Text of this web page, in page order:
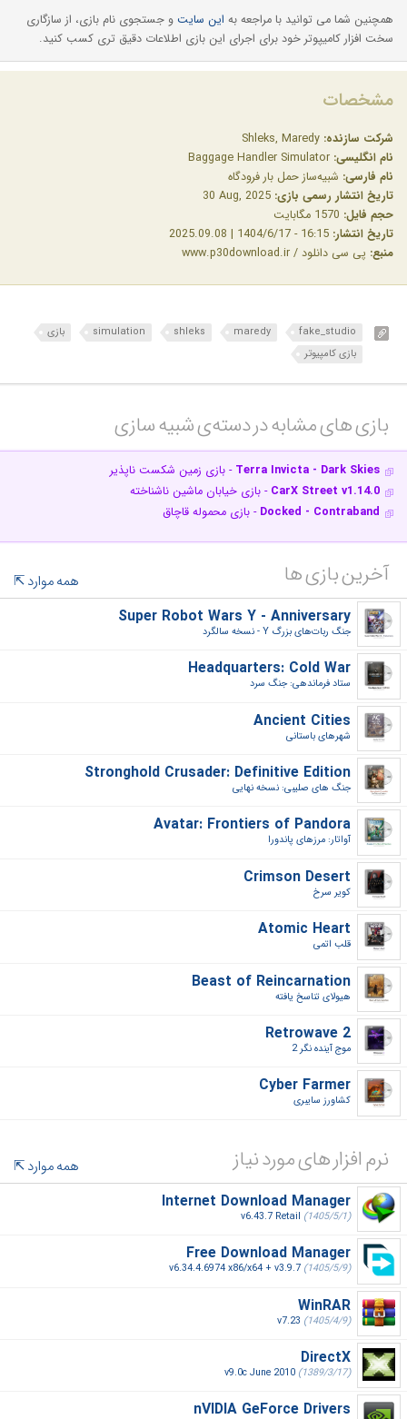
همچنین شما می توانید با مراجعه به این سایت و جستجوی نام بازی، از سازگاری
سخت افزار کامیپوتر خود برای اجرای این بازی اطلاعات دقیق تری کسب کنید.
مشخصات
شرکت سازنده:
نام انگلیسی:
نام فارسی: شبیه‌ساز حمل بار فرودگاه
تاریخ انتشار رسمی بازی:
حجم فایل:
تاریخ انتشار:
منبع: پی سی دانلود / www.p30download.ir
fake_studio
maredy
shleks
simulation
بازی
بازی کامپیوتر
بازی های مشابه در دسته‌ی‌ شبیه سازی‎
Terra Invicta - Dark Skies - بازی زمین شکست ناپذیر
CarX Street v1.14.0 - بازی خیابان ماشین ناشناخته
Docked - Contraband - بازی محموله قاچاق
آخرین بازی ها
همه موارد
Super Robot Wars Y - Anniversary
جنگ ربات‌های بزرگ Y - نسخه سالگرد‎
Headquarters: Cold War
ستاد فرماندهی: جنگ سرد‎
Ancient Cities
شهرهای باستانی‎
Stronghold Crusader: Definitive Edition
جنگ های صلیبی: نسخه نهایی‎
Avatar: Frontiers of Pandora
آواتار: مرزهای پاندورا‎
Crimson Desert
کویر سرخ‎
Atomic Heart
قلب اتمی‎
Beast of Reincarnation
هیولای تناسخ یافته‎
Retrowave 2
موج آینده نگر 2‎
Cyber Farmer
کشاورز سایبری‎
نرم افزار های مورد نیاز
همه موارد
Internet Download Manager
v6.43.7 Retail (1405/5/1)
Free Download Manager
v6.34.4.6974 x86/x64 + v3.9.7 (1405/5/9)
WinRAR
v7.23 (1405/4/9)
DirectX
v9.0c June 2010 (1389/3/17)
nVIDIA GeForce Drivers